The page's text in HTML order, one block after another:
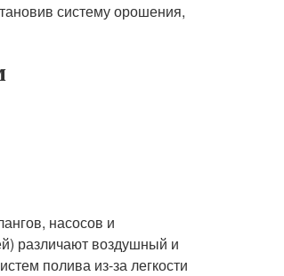
систему орошения,
насосов и
различают воздушный и
полива из-за легкости